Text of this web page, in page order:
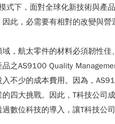
式下，面對全球化新技術與產
此，必需要有相對的改變與營
，航太零件的材料必須韌性
之AS9100 Quality
不少的成本費用。因為，
四大挑戰。因此，T科技公司
數位科技的導入，讓T科技公